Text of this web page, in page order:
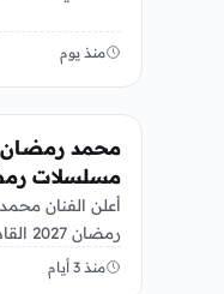
منذ يوم
محمد
مسلسلات
أعلن الفنان
“عشماوي”،…
منذ 3 أيام